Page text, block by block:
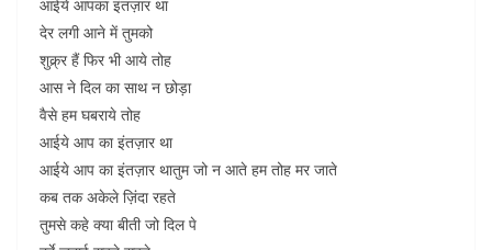
आईये आपका इंतज़ार था
देर लगी आने में तुमको
शुक्र्र हैं फिर भी आये तोह
आस ने दिल का साथ न छोड़ा
वैसे हम घबराये तोह
आईये आप का इंतज़ार था
आईये आप का इंतज़ार थातुम जो न आते हम तोह मर जाते
कब तक अकेले ज़िंदा रहते
तुमसे कहे क्या बीती जो दिल पे